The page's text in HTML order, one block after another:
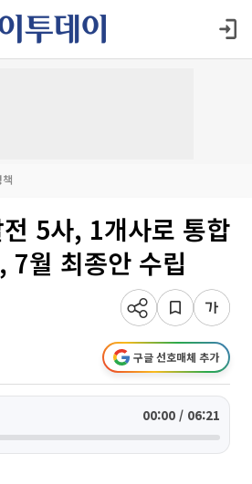
5사, 1개사로 통합
월 최종안 수립
구글 선호매체 추가
00:00 / 06:21